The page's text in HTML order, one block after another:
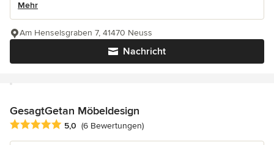
Mehr
Nachricht
Am Henselsgraben 7, 41470 Neuss
GesagtGetan Möbeldesign
Durchschnittliche Bewertung: 5 von 5 Sternen
5,0 (6 Bewertungen)